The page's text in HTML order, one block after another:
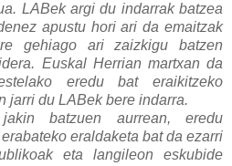
LABek argi du indarrak batzea
apustu hori ari da emaitzak
gehiago ari zaizkigu batzen
Euskal Herrian martxan da
eredu bat eraikitzeko
jarri du LABek bere indarra.
batzuen aurrean, eredu
eraldaketa bat da ezarri
eta langileon eskubide